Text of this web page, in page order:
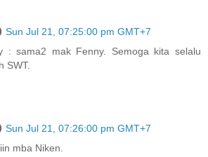
Sun Jul 21, 07:25:00 pm GMT+7
: sama2 mak Fenny. Semoga kita selalu
SWT.
Sun Jul 21, 07:26:00 pm GMT+7
mba Niken.